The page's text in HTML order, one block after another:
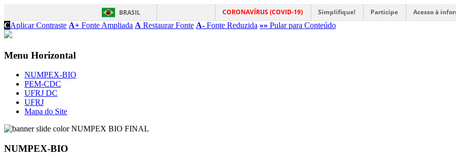
BRASIL CORONAVÍRUS (COVID-19) Simplifique! Participe Acesso à
CAplicar Contraste A+ Fonte Ampliada A Restaurar Fonte A- Fonte Reduzida »» Pular para Conteúdo
Menu Horizontal
NUMPEX-BIO
PEM-CDC
UFRJ DC
UFRJ
Mapa do Site
NUMPEX-BIO